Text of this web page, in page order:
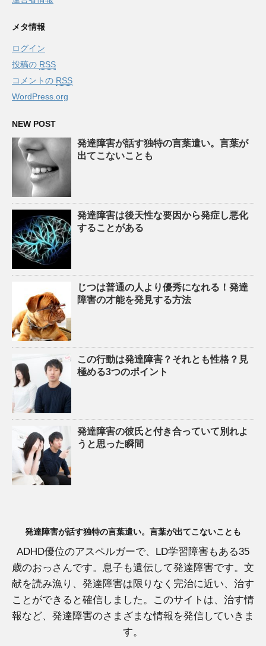
メタ情報
ログイン
投稿の RSS
コメントの RSS
WordPress.org
NEW POST
発達障害が話す独特の言葉遣い。言葉が
出てこないことも
発達障害は後天性な要因から発症し悪化
することがある
じつは普通の人より優秀になれる！発達
障害の才能を発見する方法
この行動は発達障害？それとも性格？見
極める3つのポイント
発達障害の彼氏と付き合っていて別れよ
うと思った瞬間
発達障害が話す独特の言葉遣い。言葉が出てこないことも
ADHD優位のアスペルガーで、LD学習障害もある35
歳のおっさんです。息子も遺伝して発達障害です。文
献を読み漁り、発達障害は限りなく完治に近い、治す
ことができると確信しました。このサイトは、治す情
報など、発達障害のさまざまな情報を発信していきま
す。